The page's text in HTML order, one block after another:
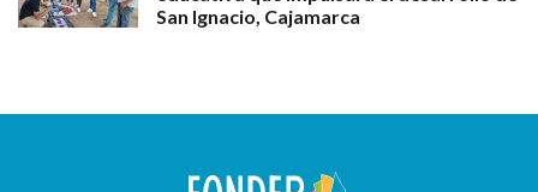
San Ignacio, Cajamarca